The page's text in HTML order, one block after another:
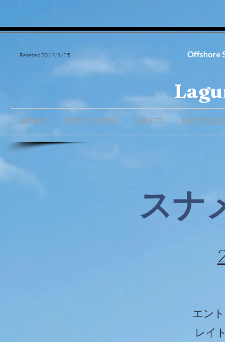
Reseted 2017/3/25 Offshore
HOME NEWS & INFO ABOUT POINT
スナ
エン
レイ